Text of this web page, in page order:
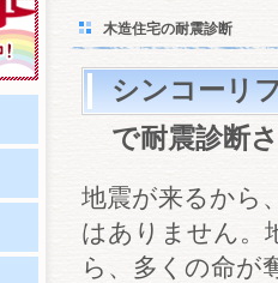
木造住宅の耐震診断
シンコーリ
で耐震診断
地震が来るから
はありません。
ら、多くの命が